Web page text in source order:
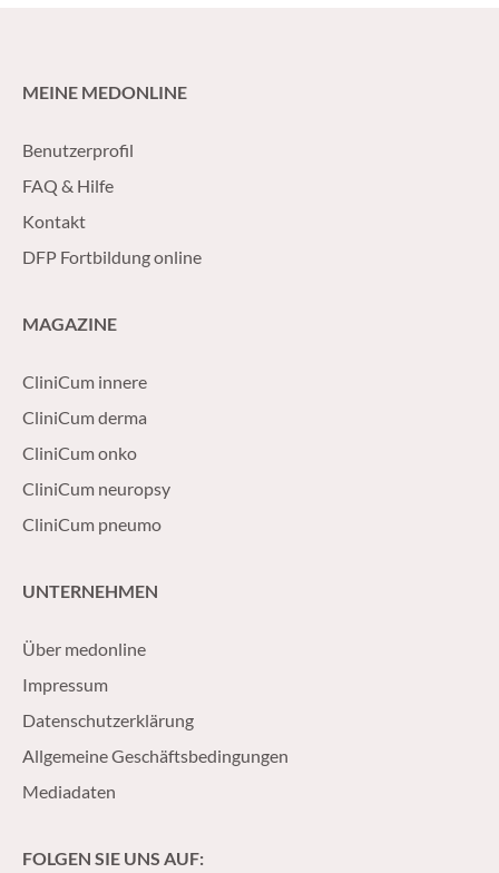
MEINE MEDONLINE
Benutzerprofil
FAQ & Hilfe
Kontakt
DFP Fortbildung online
MAGAZINE
CliniCum innere
CliniCum derma
CliniCum onko
CliniCum neuropsy
CliniCum pneumo
UNTERNEHMEN
Über medonline
Impressum
Datenschutzerklärung
Allgemeine Geschäftsbedingungen
Mediadaten
FOLGEN SIE UNS AUF: